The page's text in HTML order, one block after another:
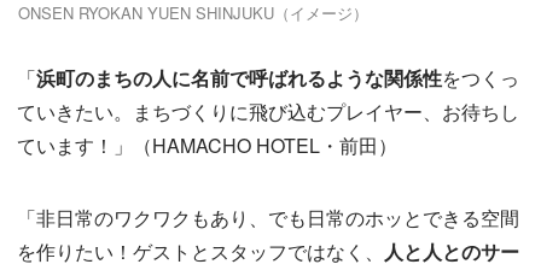
ONSEN RYOKAN YUEN SHINJUKU（イメージ）
「浜町のまちの人に名前で呼ばれるような関係性をつくっ
ていきたい。まちづくりに飛び込むプレイヤー、お待ちし
ています！」（HAMACHO HOTEL・前田）
「非日常のワクワクもあり、でも日常のホッとできる空間
を作りたい！ゲストとスタッフではなく、 人と人とのサー